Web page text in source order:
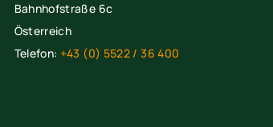
Bahnhofstraße 6c
Österreich
Telefon: +43 (0) 5522 / 36 400